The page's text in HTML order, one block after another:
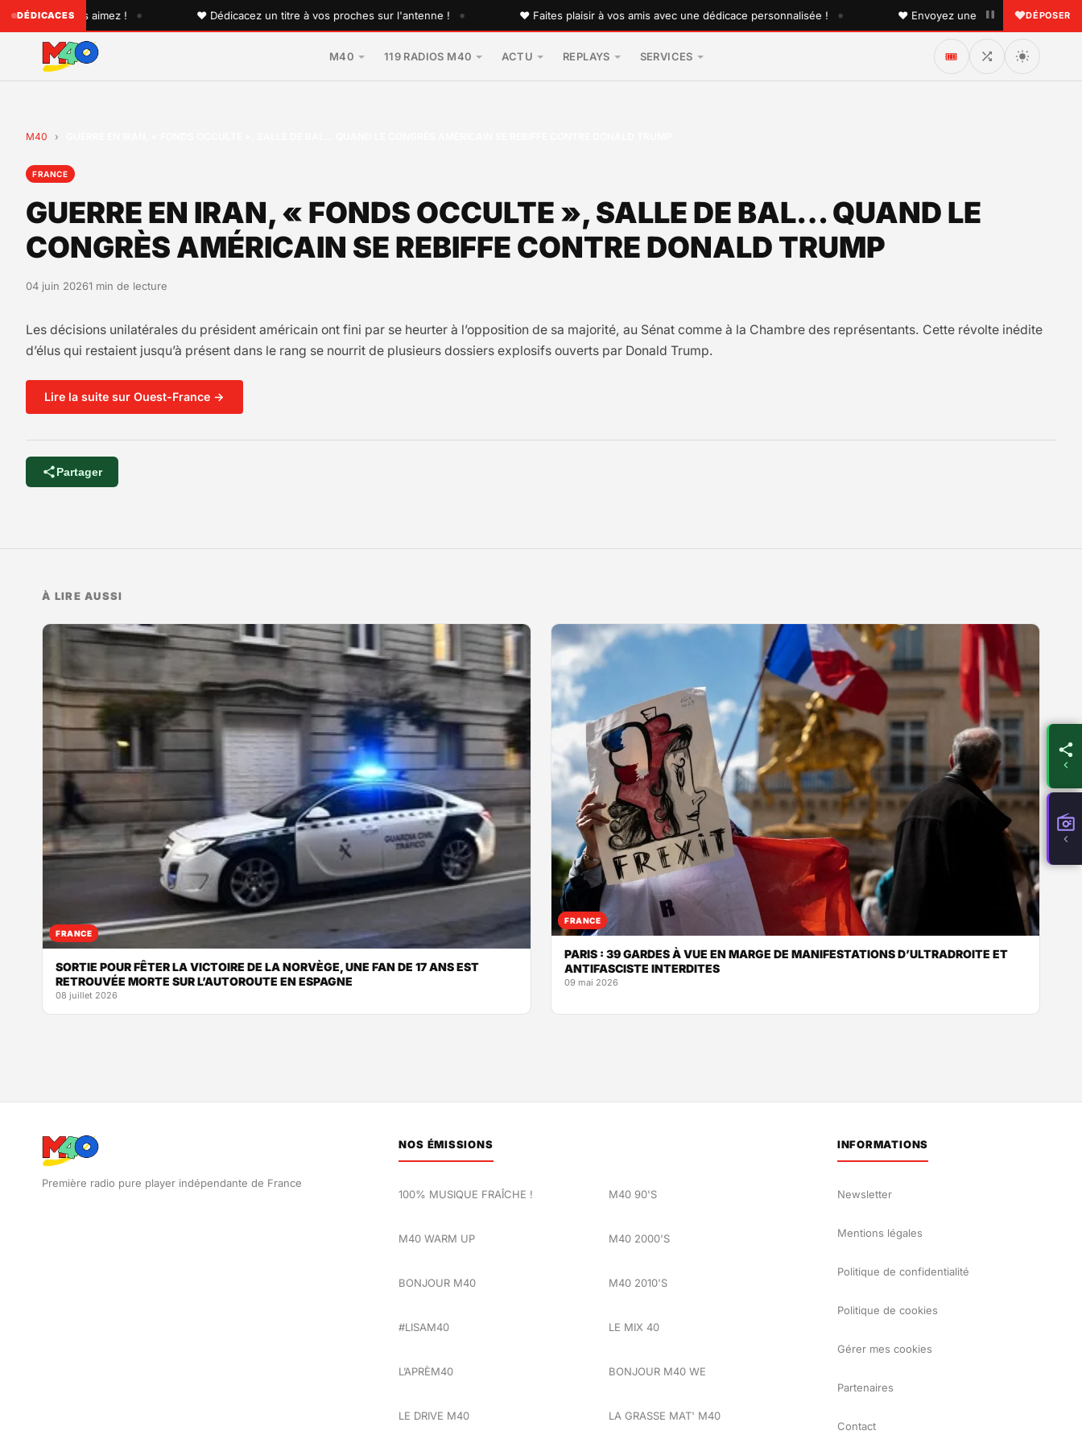
DÉDICACES
que vous aimez ! • ♥ Dédicacez un titre à vos proches sur l'antenne ! • ♥ Faites plaisir à vos amis avec une dédicace personnalisée ! • ♥ Envoyez une dédicace à quelqu'un que
DÉPOSER
M40 119 RADIOS M40 ACTU REPLAYS SERVICES 🎟️
M40 ›
FRANCE
GUERRE EN IRAN, « FONDS OCCULTE », SALLE DE BAL… QUAND LE
CONGRÈS AMÉRICAIN SE REBIFFE CONTRE DONALD TRUMP
04 juin 20261 min de lecture
Les décisions unilatérales du président américain ont fini par se heurter à l’opposition de sa majorité, au Sénat comme à la Chambre des représentants. Cette révolte inédite
d’élus qui restaient jusqu’à présent dans le rang se nourrit de plusieurs dossiers explosifs ouverts par Donald Trump.
Lire la suite sur Ouest-France →
Partager
À LIRE AUSSI
FRANCE
SORTIE POUR FÊTER LA VICTOIRE DE LA NORVÈGE, UNE FAN DE 17 ANS EST
RETROUVÉE MORTE SUR L’AUTOROUTE EN ESPAGNE
08 juillet 2026
FRANCE
PARIS : 39 GARDES À VUE EN MARGE DE MANIFESTATIONS D’ULTRADROITE ET
ANTIFASCISTE INTERDITES
09 mai 2026
Première radio pure player indépendante de France
NOS ÉMISSIONS
100% MUSIQUE FRAÎCHE !
M40 WARM UP
BONJOUR M40
#LISAM40
L’APRÈM40
LE DRIVE M40
M40 90'S
M40 2000'S
M40 2010'S
LE MIX 40
BONJOUR M40 WE
LA GRASSE MAT' M40
INFORMATIONS
Newsletter
Mentions légales
Politique de confidentialité
Politique de cookies
Gérer mes cookies
Partenaires
Contact